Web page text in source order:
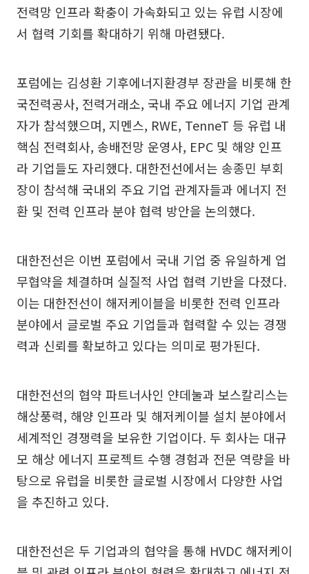
전력망 인프라 확충이 가속화되고 있는 유럽 시장에
서 협력 기회를 확대하기 위해 마련됐다.
포럼에는 김성환 기후에너지환경부 장관을 비롯해 한
국전력공사, 전력거래소, 국내 주요 에너지 기업 관계
자가 참석했으며, 지멘스, RWE, TenneT 등 유럽 내
핵심 전력회사, 송배전망 운영사, EPC 및 해양 인프
라 기업들도 자리했다. 대한전선에서는 송종민 부회
장이 참석해 국내외 주요 기업 관계자들과 에너지 전
환 및 전력 인프라 분야 협력 방안을 논의했다.
대한전선은 이번 포럼에서 국내 기업 중 유일하게 업
무협약을 체결하며 실질적 사업 협력 기반을 다졌다.
이는 대한전선이 해저케이블을 비롯한 전력 인프라
분야에서 글로벌 주요 기업들과 협력할 수 있는 경쟁
력과 신뢰를 확보하고 있다는 의미로 평가된다.
대한전선의 협약 파트너사인 얀데눌과 보스칼리스는
해상풍력, 해양 인프라 및 해저케이블 설치 분야에서
세계적인 경쟁력을 보유한 기업이다. 두 회사는 대규
모 해상 에너지 프로젝트 수행 경험과 전문 역량을 바
탕으로 유럽을 비롯한 글로벌 시장에서 다양한 사업
을 추진하고 있다.
대한전선은 두 기업과의 협약을 통해 HVDC 해저케이